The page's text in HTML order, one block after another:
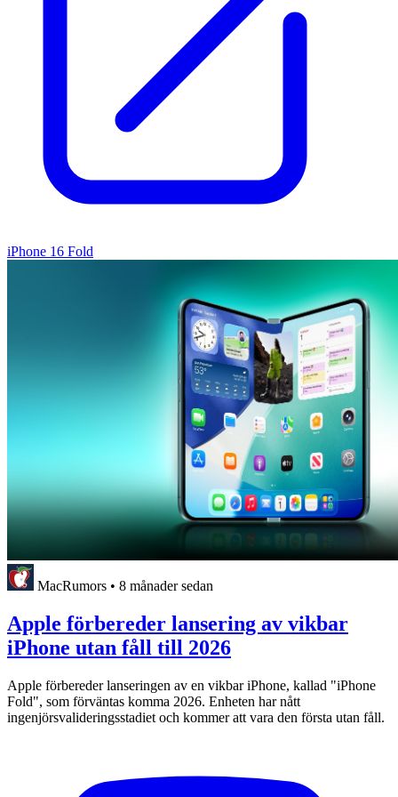
iPhone 16 Fold
MacRumors • 8 månader sedan
Apple förbereder lansering av vikbar
iPhone utan fåll till 2026
Apple förbereder lanseringen av en vikbar iPhone, kallad "iPhone
Fold", som förväntas komma 2026. Enheten har nått
ingenjörsvalideringsstadiet och kommer att vara den första utan fåll.